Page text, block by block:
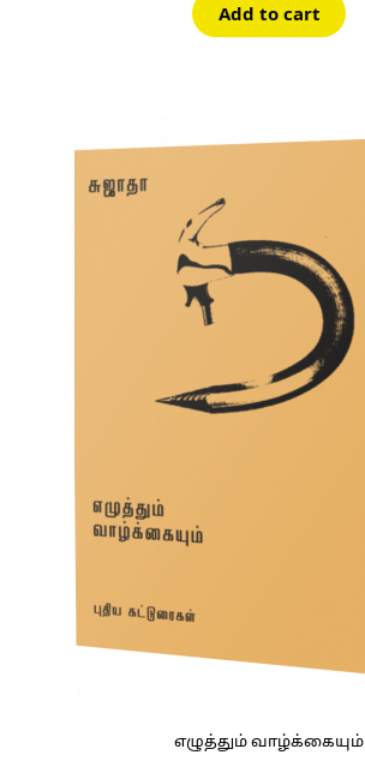
Add to cart
எழுத்தும் வாழ்க்கையும்